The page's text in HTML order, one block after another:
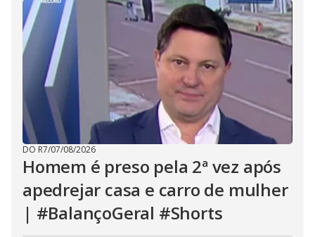
DO R7/07/08/2026
Homem é preso pela 2ª vez após
apedrejar casa e carro de mulher
| #BalançoGeral #Shorts